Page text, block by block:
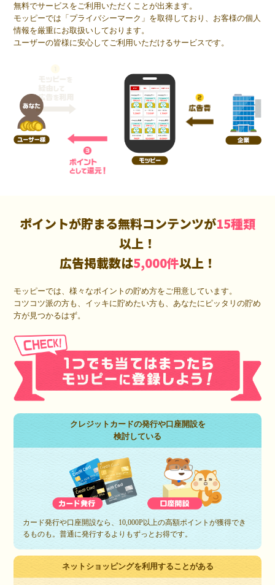
無料でサービスをご利用いただくことが出来ます。
モッピーでは「プライバシーマーク」を取得しており、お客様の個人
情報を厳重にお取扱いしております。
ユーザーの皆様に安心してご利用いただけるサービスです。
ポイントが貯まる無料コンテンツが15種類
以上！
広告掲載数は5,000件以上！
モッピーでは、様々なポイントの貯め方をご用意しています。
コツコツ派の方も、イッキに貯めたい方も、あなたにピッタリの貯め
方が見つかるはず。
クレジットカードの発行や口座開設を
検討している
カード発行や口座開設なら、10,000P以上の高額ポイントが獲得でき
るものも。普通に発行するよりもずっとお得です。
ネットショッピングを利用することがある